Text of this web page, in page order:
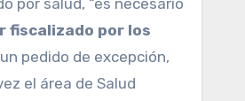
por salud, “es necesario
fiscalizado por los
pedido de excepción,
el área de Salud